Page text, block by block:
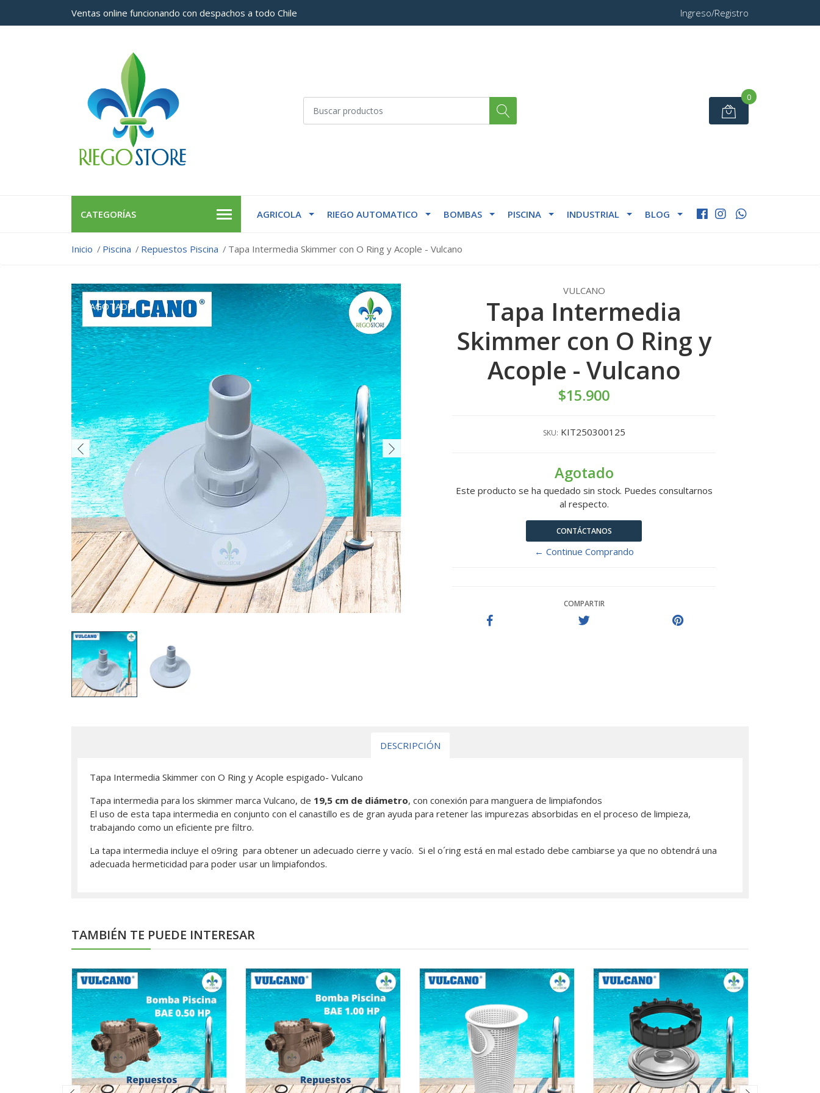
Ventas online funcionando con despachos a todo Chile Ingreso/Registro
0
CATEGORÍAS AGRICOLA RIEGO AUTOMATICO BOMBAS PISCINA INDUSTRIAL BLOG
Inicio Piscina Repuestos Piscina Tapa Intermedia Skimmer con O Ring y Acople - Vulcano
AGOTADO
VULCANO
Tapa Intermedia
Skimmer con O Ring y
Acople - Vulcano
$15.900
SKU: KIT250300125
Agotado
Este producto se ha quedado sin stock. Puedes consultarnos
al respecto.
CONTÁCTANOS
← Continue Comprando
COMPARTIR
DESCRIPCIÓN
Tapa Intermedia Skimmer con O Ring y Acople espigado- Vulcano
Tapa intermedia para los skimmer marca Vulcano, de 19,5 cm de diámetro, con conexión para manguera de limpiafondos
El uso de esta tapa intermedia en conjunto con el canastillo es de gran ayuda para retener las impurezas absorbidas en el proceso de limpieza,
trabajando como un eficiente pre filtro.
La tapa intermedia incluye el o9ring para obtener un adecuado cierre y vacío. Si el o´ring está en mal estado debe cambiarse ya que no obtendrá una
adecuada hermeticidad para poder usar un limpiafondos.
TAMBIÉN TE PUEDE INTERESAR